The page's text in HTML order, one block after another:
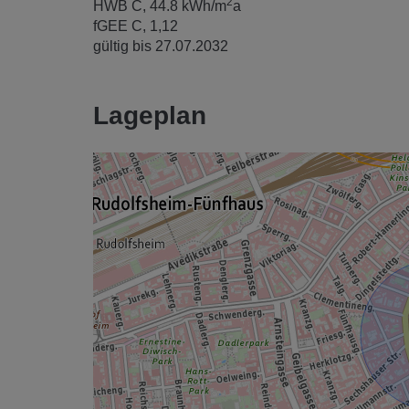
HWB C, 44.8 kWh/m a
fGEE C, 1,12
gültig bis 27.07.2032
Lageplan